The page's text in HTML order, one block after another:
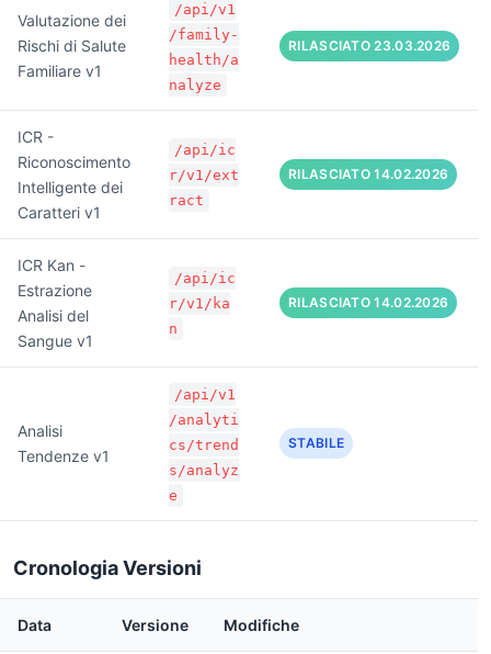
Valutazione dei
Rischi di Salute
Familiare v1
/api/v1
/family-
health/a
nalyze
RILASCIATO 23.03.2026
ICR -
Riconoscimento
Intelligente dei
Caratteri v1
/api/ic
r/v1/ext
ract
RILASCIATO 14.02.2026
ICR Kan -
Estrazione
Analisi del
Sangue v1
/api/ic
r/v1/ka
n
RILASCIATO 14.02.2026
Analisi
Tendenze v1
/api/v1
/analyti
cs/trend
s/analyz
e
STABILE
Cronologia Versioni
Data Versione Modifiche